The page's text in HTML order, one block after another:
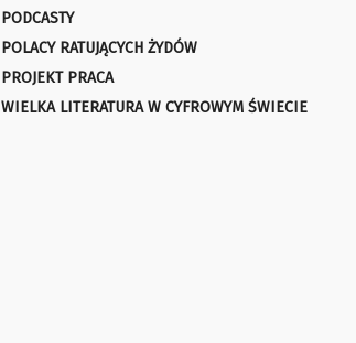
PODCASTY
POLACY RATUJĄCYCH ŻYDÓW
PROJEKT PRACA
WIELKA LITERATURA W CYFROWYM ŚWIECIE